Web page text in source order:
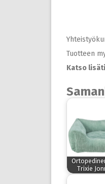
Tuotteen
Katso
Trixie